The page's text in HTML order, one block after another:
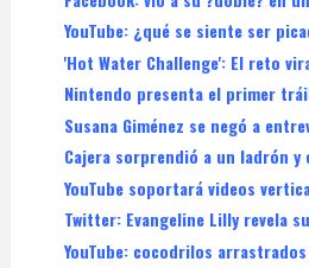
YouTube: ¿qué se siente ser
'Hot Water Challenge': El reto
Nintendo presenta el primer
Susana Giménez se negó a
Cajera sorprendió a un ladrón
YouTube soportará videos
Twitter: Evangeline Lilly revela
YouTube: cocodrilos